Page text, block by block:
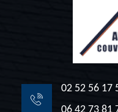
02 52 56 17